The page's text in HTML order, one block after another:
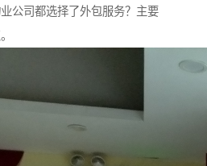
公司都选择了外包服务？主要